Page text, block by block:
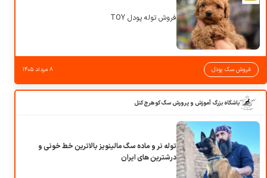
فروش توله پودل TOY
فروش سگ پودل ۸ مرداد ۱۴۰۵
باشگاه بزرگ آموزش و پرورش سگ کوهرج کنل
توله نر و ماده سگ مالینویز بالاترین خط خونی و
درشترین های ایران